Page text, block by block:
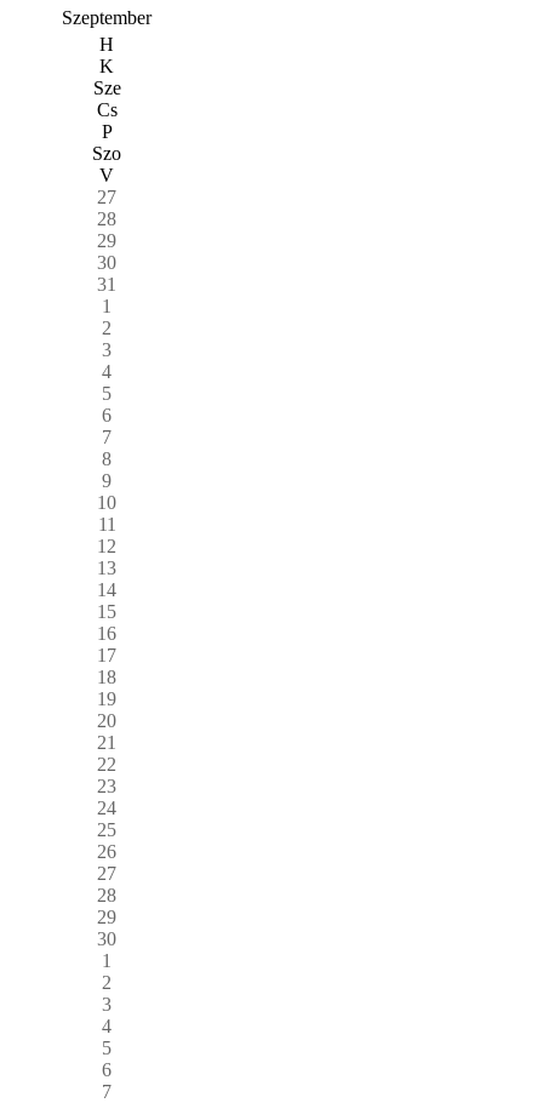
Szeptember
H
K
Sze
Cs
P
Szo
V
27
28
29
30
31
1
2
3
4
5
6
7
8
9
10
11
12
13
14
15
16
17
18
19
20
21
22
23
24
25
26
27
28
29
30
1
2
3
4
5
6
7